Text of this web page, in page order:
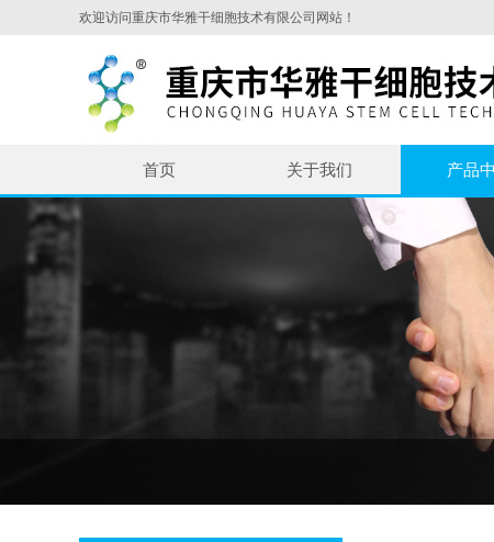
欢迎访问重庆市华雅干细胞技术有限公司网站！
首页 关于我们 产品